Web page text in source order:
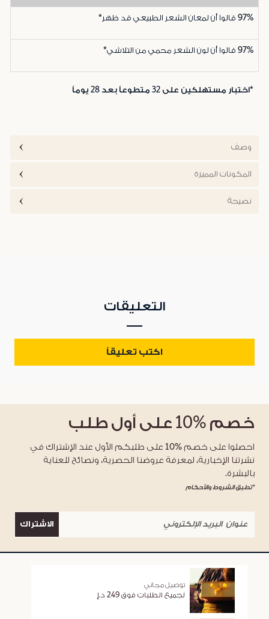
97% قالوا أن لمعان الشعر الطبيعي قد ظهر*
97% قالوا أن لون الشعر محمي من التلاشي*
*اختبار مستهلكين على 32 متطوعاً بعد 28 يوماً
وصف
المكونات المميزة
نصيحة
التعليقات
اكتب تعليقاً
خصم %10 على أول طلب
احصلوا على خصم %10 على طلبكم الأول عند الإشتراك في
نشرتنا الإخبارية، لمعرفة عروضنا الحصرية، ونصائح للعناية
بالبشرة.
*تطبق الشروط والأحكام
الاشتراك
توصيل مجاني
لجميع الطلبات فوق 249 د.إ